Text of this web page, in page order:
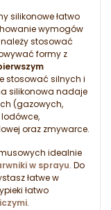
silikonowe łatwo
wymogów
stosować
formy z
stosować silnych i
silikonowa nadaje
(gazowych,
oraz zmywarce.
idealnie
w sprayu. Do
łatwe w
łatwo
.